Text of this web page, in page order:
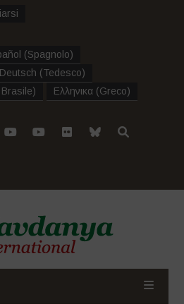
(Spagnolo)
Deutsch (Tedesco)
) Ελληνικα (Greco)